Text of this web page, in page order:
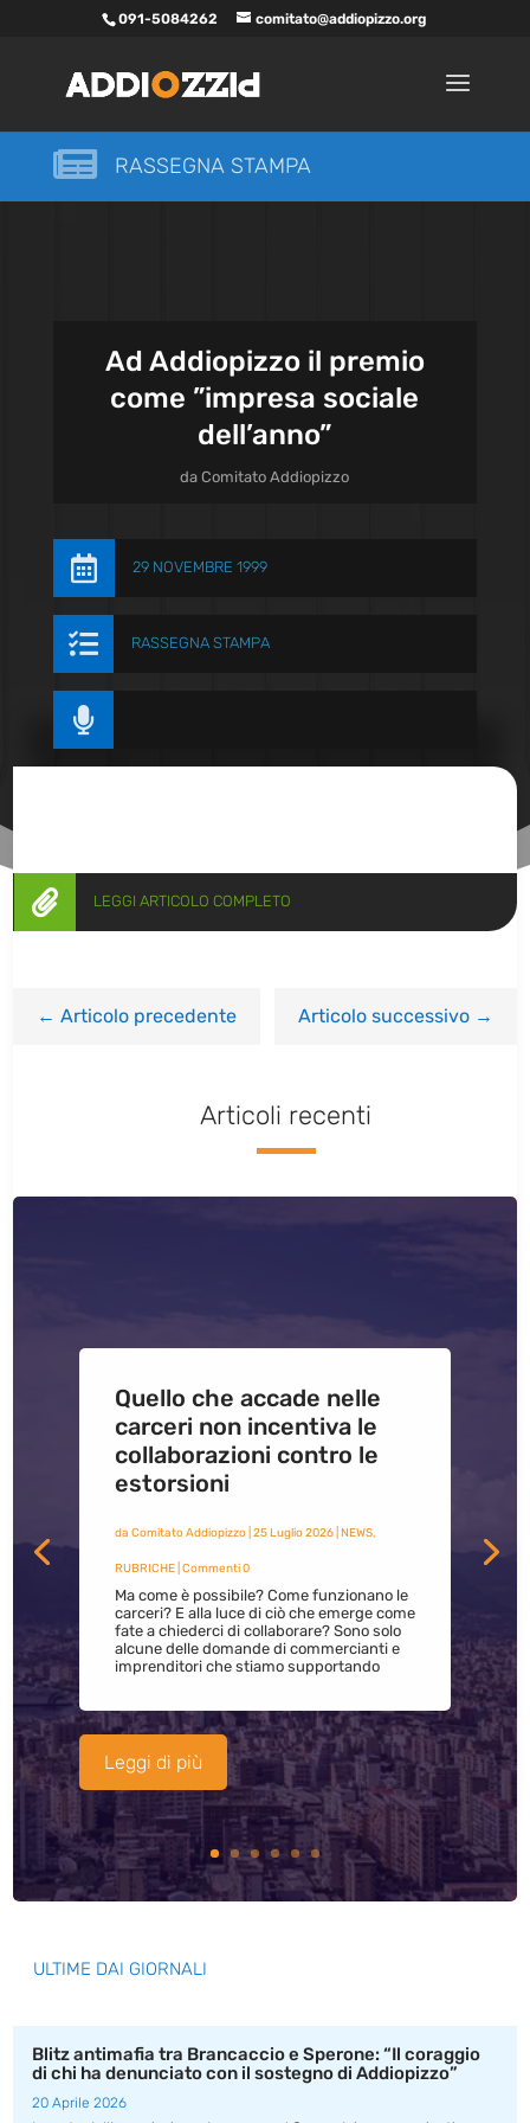
091-5084262 comitato@addiopizzo.org
 RASSEGNA STAMPA
Ad Addiopizzo il premio
come ”impresa sociale
dell’anno”
daComitato Addiopizzo
 29 NOVEMBRE 1999
 RASSEGNA STAMPA

 LEGGI ARTICOLO COMPLETO
←Articolo precedente Articolo successivo→
Articoli recenti
Quello che accade nelle
carceri non incentiva le
collaborazioni contro le
estorsioni
da Comitato Addiopizzo| 25 Luglio 2026| NEWS,
RUBRICHE| Commenti 0
Ma come è possibile? Come funzionano le
carceri? E alla luce di ciò che emerge come
fate a chiederci di collaborare? Sono solo
alcune delle domande di commercianti e
imprenditori che stiamo supportando
Leggi di più
ULTIME DAI GIORNALI
Blitz antimafia tra Brancaccio e Sperone: “Il coraggio
di chi ha denunciato con il sostegno di Addiopizzo”
20 Aprile 2026